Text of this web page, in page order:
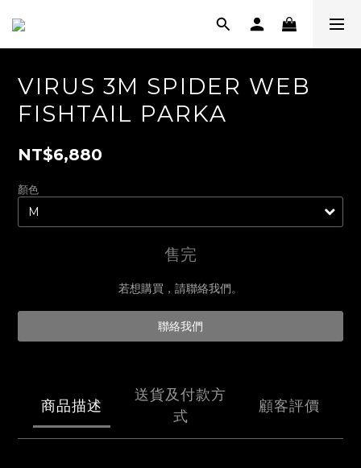
VIRUS 3M SPIDER WEB
FISHTAIL PARKA
NT$6,880
顏色
售完
若想購買，請聯絡我們。
聯絡我們
商品描述
送貨及付款方
式
顧客評價